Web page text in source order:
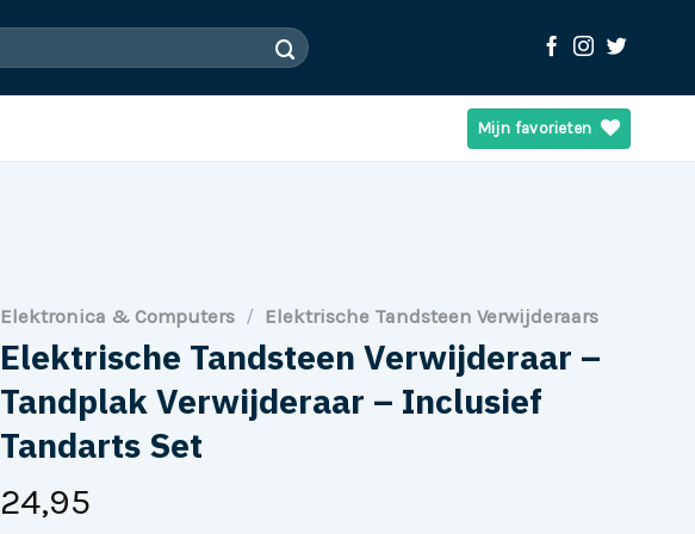
Mijn favorieten
Elektronica & Computers / Elektrische Tandsteen Verwijderaars
Elektrische Tandsteen Verwijderaar –
Tandplak Verwijderaar – Inclusief
Tandarts Set
24,95